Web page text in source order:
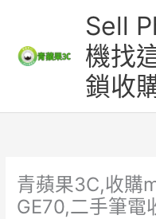
Sell
機找
鎖收
青蘋果3C,收購
GE70,二手筆